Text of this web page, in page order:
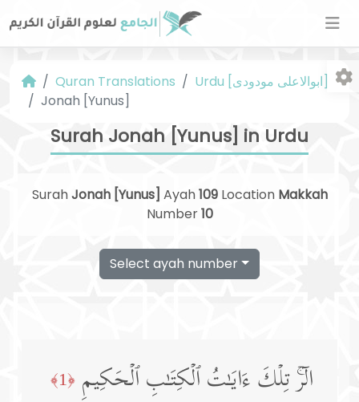
Quran Translations
Urdu [ابوالاعلی مودودی]
Jonah [Yunus]
Surah Jonah [Yunus] in Urdu
SurahJonah [Yunus] Ayah109Location Makkah
Number10
Select ayah number
الۤرۚ تِلۡكَ ءَایَـٰتُ ٱلۡكِتَـٰبِ ٱلۡحَكِیمِ ﴿1﴾